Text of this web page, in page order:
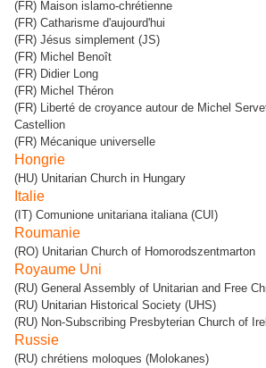
(FR) Maison islamo-chrétienne
(FR) Catharisme d'aujourd'hui
(FR) Jésus simplement (JS)
(FR) Michel Benoît
(FR) Didier Long
(FR) Michel Théron
(FR) Liberté de croyance autour de Michel
Castellion
(FR) Mécanique universelle
Hongrie
(HU) Unitarian Church in Hungary
Italie
(IT) Comunione unitariana italiana (CUI)
Roumanie
(RO) Unitarian Church of Homorodszentmarton
Royaume Uni
(RU) General Assembly of Unitarian and Free
(RU) Unitarian Historical Society (UHS)
(RU) Non-Subscribing Presbyterian Church of
Russie
(RU) chrétiens moloques (Molokanes)